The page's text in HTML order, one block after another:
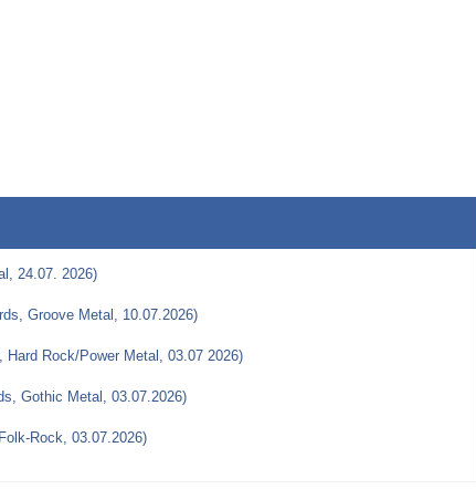
24.07. 2026)
Groove Metal, 10.07.2026)
Rock/Power Metal, 03.07 2026)
Gothic Metal, 03.07.2026)
Rock, 03.07.2026)